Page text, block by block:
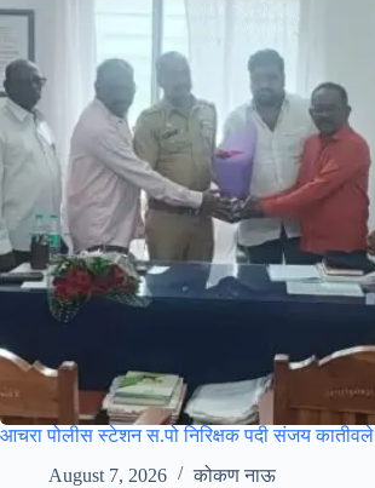
आचरा पोलीस स्टेशन स.पो निरिक्षक पदी संजय कातीवले
August 7, 2026
कोकण नाऊ